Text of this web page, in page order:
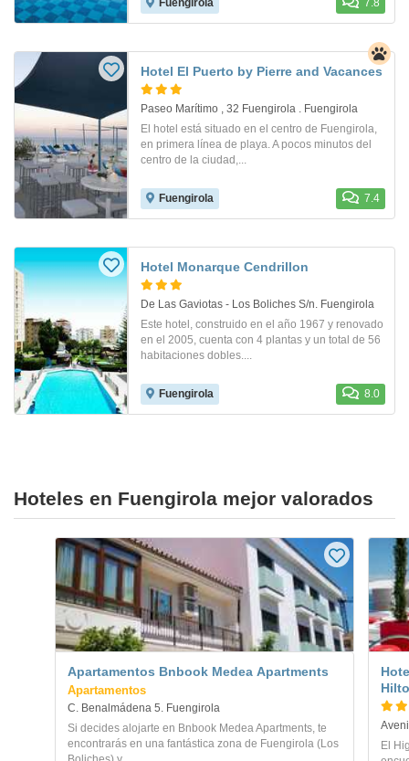
Fuengirola 7.8
Hotel El Puerto by Pierre and Vacances
Paseo Marítimo , 32 Fuengirola . Fuengirola
El hotel está situado en el centro de Fuengirola,
en primera línea de playa. A pocos minutos del
centro de la ciudad,...
Fuengirola 7.4
Hotel Monarque Cendrillon
De Las Gaviotas - Los Boliches S/n. Fuengirola
Este hotel, construido en el año 1967 y renovado
en el 2005, cuenta con 4 plantas y un total de 56
habitaciones dobles....
Fuengirola 8.0
Hoteles en Fuengirola mejor valorados
Apartamentos Bnbook Medea Apartments
Apartamentos
C. Benalmádena 5. Fuengirola
Si decides alojarte en Bnbook Medea Apartments, te
encontrarás en una fantástica zona de Fuengirola (Los
El